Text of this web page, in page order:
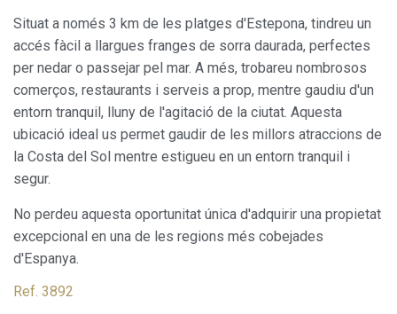
Situat a només 3 km de les platges d'Estepona, tindreu un
accés fàcil a llargues franges de sorra daurada, perfectes
per nedar o passejar pel mar. A més, trobareu nombrosos
comerços, restaurants i serveis a prop, mentre gaudiu d'un
entorn tranquil, lluny de l'agitació de la ciutat. Aquesta
ubicació ideal us permet gaudir de les millors atraccions de
la Costa del Sol mentre estigueu en un entorn tranquil i
segur.
No perdeu aquesta oportunitat única d'adquirir una propietat
excepcional en una de les regions més cobejades
d'Espanya.
Ref. 3892
Marketing i publicitat
Aquestes cookies són utilitzades per emmagatzemar
informació sobre les preferències i les eleccions personals
de l'usuari a través de l'observació continuada dels seus
hàbits de navegació. Gràcies a elles, podem conèixer els
hàbits de navegació al lloc web i mostrar publicitat
relacionada amb el perfil de navegació de l'usuari.